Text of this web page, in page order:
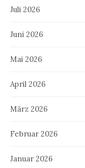
Juli 2026
Juni 2026
Mai 2026
April 2026
März 2026
Februar 2026
Januar 2026